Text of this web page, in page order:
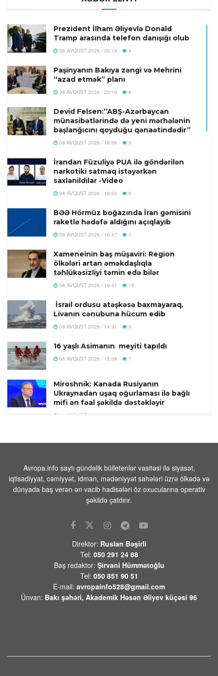
Prezident İlham Əliyevlə Donald
Tramp arasında telefon danışığı olub
08 AVQUST 2026 / 20:16 4
Paşinyanın Bakıya zəngi və Mehrini
“azad etmək” planı
08 AVQUST 2026 / 20:10 8
Devid Felsen:”ABŞ-Azərbaycan
münasibətlərində də yeni mərhələnin
başlanğıcını qoyduğu qənaətindədir”
08 AVQUST 2026 / 18:06 9
İrandan Füzuliyə PUA ilə göndərilən
narkotiki satmaq istəyərkən
saxlanildilar -Video
08 AVQUST 2026 / 18:00 9
BƏƏ Hörmüz boğazında İran gəmisini
raketlə hədəfə aldığını açıqlayıb
08 AVQUST 2026 / 16:47 1
Xameneinin baş müşaviri: Region
ölkələri artan əməkdaşlıqla
təhlükəsizliyi təmin edə bilər
08 AVQUST 2026 / 16:41 18
İsrail ordusu atəşkəsə baxmayaraq,
Livanın cənubuna hücum edib
08 AVQUST 2026 / 14:31 9
16 yaşlı Asimanın meyiti tapıldı
08 AVQUST 2026 / 12:08 7
Miroshnik: Kanada Rusiyanın
Ukraynadan uşaq oğurlaması ilə bağlı
mifi ən fəal şəkildə dəstəkləyir
08 AVQUST 2026 / 11:58
maddə ələ keçirilib
Tehranın buna münasibət bildirmə və
lazım gələrsə, üzr də istəməılidir
08 AVQUST 2026 / 11:19 6
düşdü
Pasinyan -Sülhü dönməz etmək üçün
“Qarabağ ermənilərinin geri
qayıtması” kimi mövzuları davam
etdirməmək zəruridir
08 AVQUST 2026 / 10:54 11
Avropa.info saytı gündəlik bülletenlər vasitəsi ilə siyasət,
iqtisadiyyat, cəmiyyət, idman, mədəniyyət sahələri üzrə ölkədə və
dünyada baş verən ən vacib hadisələri öz oxucularına operativ
şəkildə çatdırır.
Direktor: Ruslan Bəşirli
Tel: 050 291 24 88
Baş redaktor: Şirvani Hümmətoğlu
Tel: 050 851 90 51
E-mail: avropainfo528@gmail.com
Ünvan: Bakı şəhəri, Akademik Həsən Əliyev küçəsi 96